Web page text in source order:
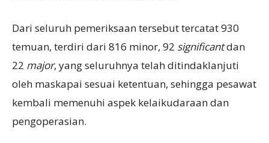
Dari seluruh pemeriksaan tersebut tercatat 930
temuan, terdiri dari 816 minor, 92 significantdan
22 major, yang seluruhnya telah ditindaklanjuti
oleh maskapai sesuai ketentuan, sehingga pesawat
kembali memenuhi aspek kelaikudaraan dan
pengoperasian.